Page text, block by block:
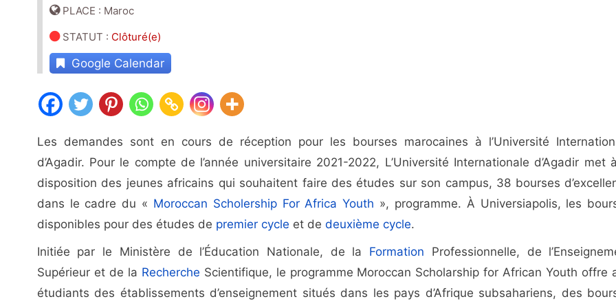
PLACE : Maroc
STATUT : Clôturé(e)
Google Calendar
Les demandes sont en cours de réception pour les bourses marocaines à l’Université
d’Agadir. Pour le compte de l’année universitaire 2021-2022, L’Université Internationale d’Agadir met
disposition des jeunes africains qui souhaitent faire des études sur son campus, 38 bourses
dans le cadre du « Moroccan Scholership For Africa Youth », programme. À Universiapolis, les
disponibles pour des études de premier cycle et de deuxième cycle.
Initiée par le Ministère de l’Éducation Nationale, de la Formation Professionnelle, de
Supérieur et de la Recherche Scientifique, le programme Moroccan Scholarship for African Youth offre
étudiants des établissements d’enseignement situés dans les pays d’Afrique subsahariens, des